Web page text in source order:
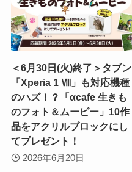
＜6月30日(火)終了＞タブン
「Xperia 1 Ⅷ」も対応機種
のハズ！？「αcafe 生きも
のフォト＆ムービー」10作
品をアクリルブロックにし
てプレゼント！
2026年6月20日